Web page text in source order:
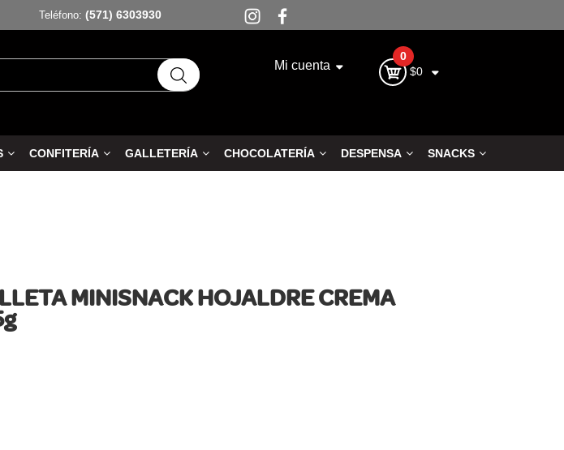
Teléfono: (571) 6303930
Mi cuenta $0
0
CONFITERÍA GALLETERÍA CHOCOLATERÍA DESPENSA SNACKS
MINISNACK HOJALDRE CREMA